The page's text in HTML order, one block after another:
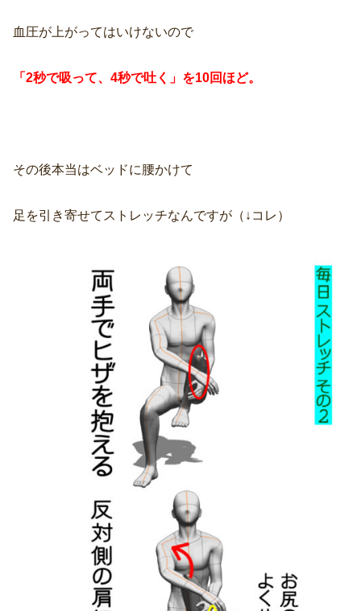
血圧が上がってはいけないので
「2秒で吸って、4秒で吐く」を10回ほど。
その後本当はベッドに腰かけて
足を引き寄せてストレッチなんですが（↓コレ）